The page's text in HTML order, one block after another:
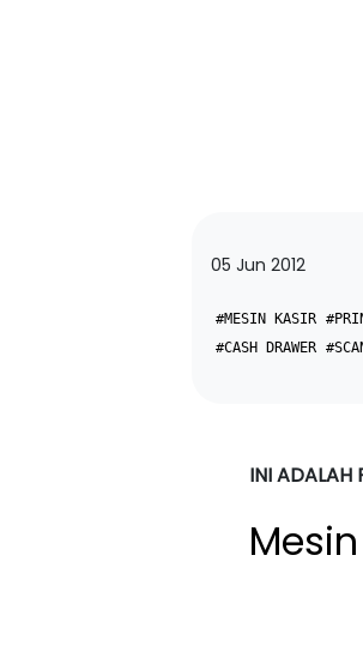
05 Jun 2012
#MESIN KASIR
#CASH DRAWER
INI ADALAH